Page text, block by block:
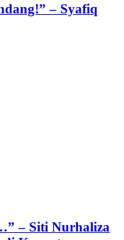
– Syafiq
– Siti Nurhaliza